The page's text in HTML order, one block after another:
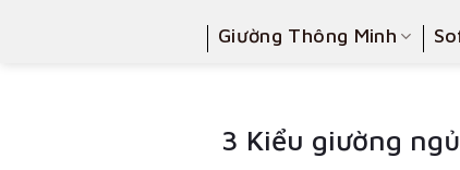
Giường Thông Minh
3 Kiểu giường